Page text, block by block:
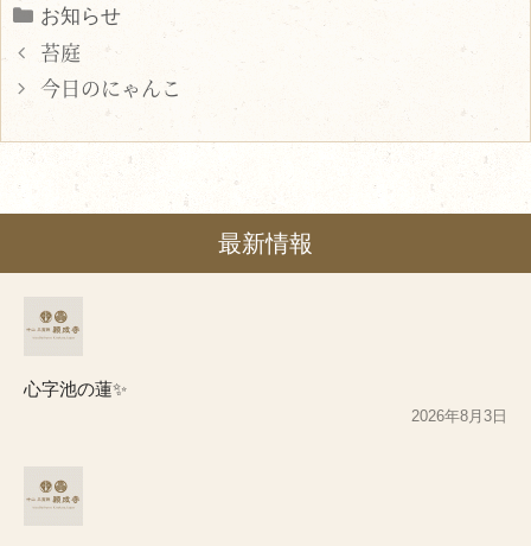
Categories
お知らせ
苔庭
今日のにゃんこ
最新情報
心字池の蓮✨
2026年8月3日